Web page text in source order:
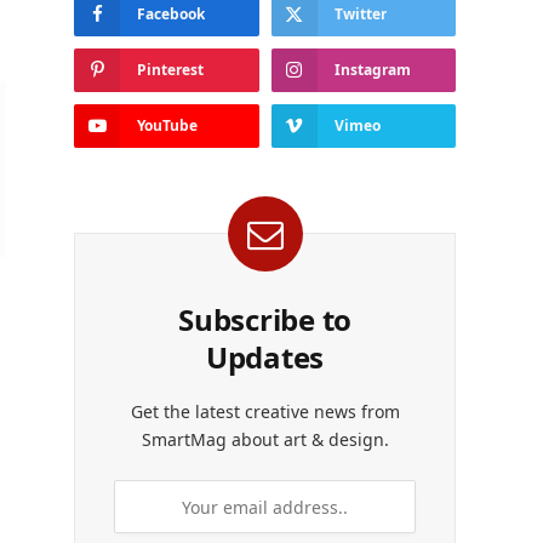
Facebook Twitter
Pinterest Instagram
YouTube Vimeo
Subscribe to
Updates
Get the latest creative news from
SmartMag about art & design.